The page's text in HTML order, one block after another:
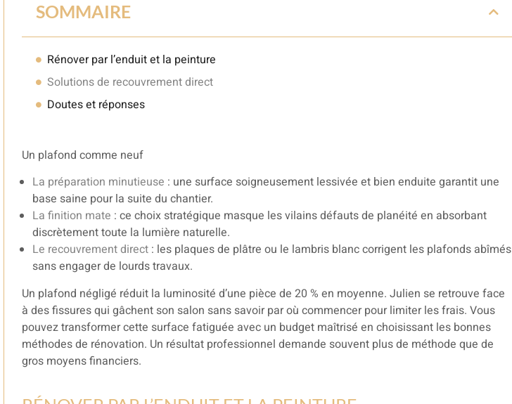
SOMMAIRE
Rénover par l’enduit et la peinture
Solutions de recouvrement direct
Doutes et réponses
Un plafond comme neuf
La préparation minutieuse : une surface soigneusement lessivée et bien enduite garantit une
base saine pour la suite du chantier.
La finition mate : ce choix stratégique masque les vilains défauts de planéité en absorbant
discrètement toute la lumière naturelle.
Le recouvrement direct : les plaques de plâtre ou le lambris blanc corrigent les plafonds abîmés
sans engager de lourds travaux.
Un plafond négligé réduit la luminosité d’une pièce de 20 % en moyenne. Julien se retrouve face
à des fissures qui gâchent son salon sans savoir par où commencer pour limiter les frais. Vous
pouvez transformer cette surface fatiguée avec un budget maîtrisé en choisissant les bonnes
méthodes de rénovation. Un résultat professionnel demande souvent plus de méthode que de
gros moyens financiers.